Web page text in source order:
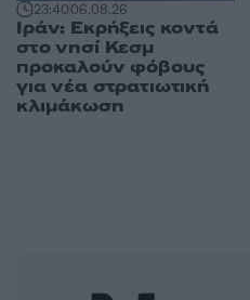
23:4006.08.26
Ιράν: Εκρήξεις κοντά
στο νησί Κεσμ
προκαλούν φόβους
για νέα στρατιωτική
κλιμάκωση